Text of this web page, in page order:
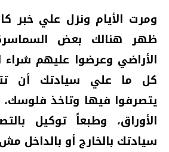
ومرت الأيام ونزل علي خبر
ظهر هنالك بعض
الأراضي وعرضوا عليهم شراء
كل ما علي سيادتك أن
يتصرفوا فيها وتاخذ
الأوراق، وطبعاً توكيل
سيادتك بالخارج أو بالداخل